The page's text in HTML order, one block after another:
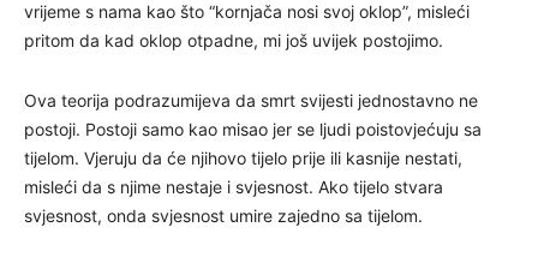
vrijeme s nama kao što “kornjača nosi svoj oklop”, misleći
pritom da kad oklop otpadne, mi još uvijek postojimo.
Ova teorija podrazumijeva da smrt svijesti jednostavno ne
postoji. Postoji samo kao misao jer se ljudi poistovjećuju sa
tijelom. Vjeruju da će njihovo tijelo prije ili kasnije nestati,
misleći da s njime nestaje i svjesnost. Ako tijelo stvara
svjesnost, onda svjesnost umire zajedno sa tijelom.